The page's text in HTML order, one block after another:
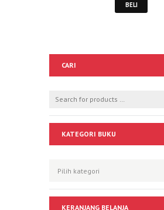
BELI
CARI
KATEGORI BUKU
KERANJANG BELANJA